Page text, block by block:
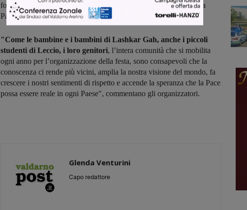
formazione di base: saper leggere, scrivere, conoscere il mondo, la
Pace e l’igiene.
"Come le bambine e i bambini di Lashkar Gah, anche i piccoli
studenti di Leccio, i loro genitori, l’intera comunità che si mobilita
ogni anno per l’organizzazione della festa, sono consapevoli che la
conoscenza ci rende più vicini, amplia la nostra visione del mondo, fa
crescere i nostri sentimenti di rispetto e accende la speranza che la Pace
possa essere reale in ogni Paese", commentano gli organizzatori.
Glenda Venturini
Capo redattore